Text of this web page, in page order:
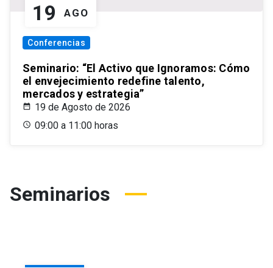
19 AGO
Conferencias
Seminario: “El Activo que Ignoramos: Cómo
el envejecimiento redefine talento,
mercados y estrategia”
19 de Agosto de 2026
09:00 a 11:00 horas
Seminarios